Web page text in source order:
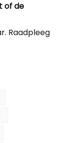
of de
Raadpleeg